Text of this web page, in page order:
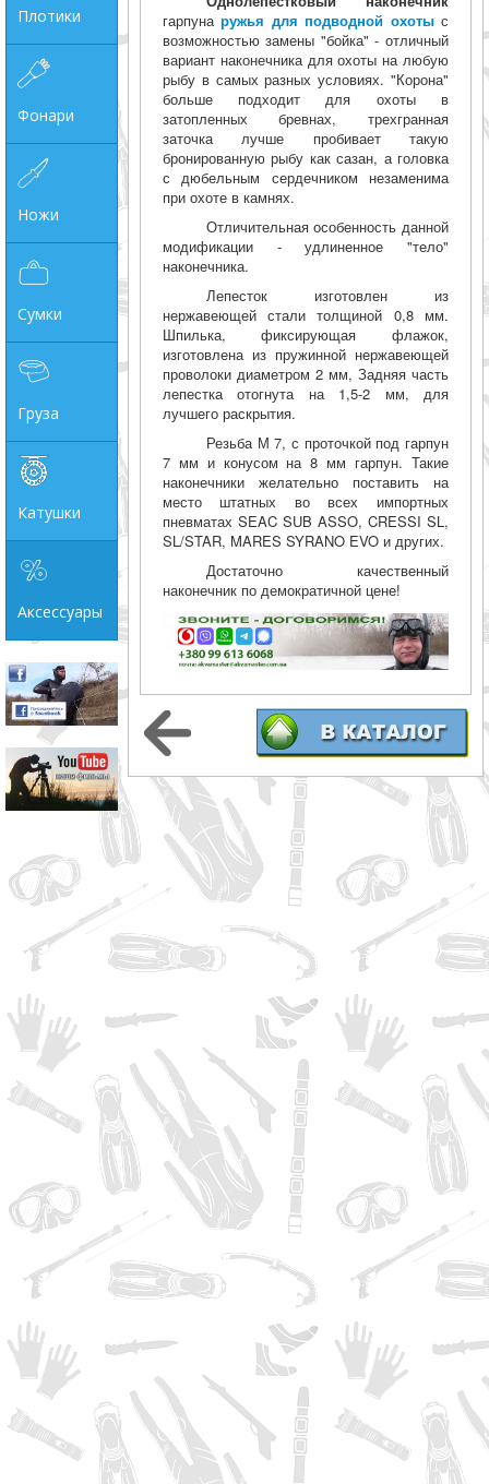
Плотики
Фонари
Ножи
Сумки
Груза
Катушки
Аксессуары
гарпунаружья для подводной охотыс
возможностью замены "бойка" - отличный
вариант наконечника для охоты на любую
рыбу в самых разных условиях. "Корона"
больше подходит для охоты в
затопленных бревнах, трехгранная
заточка лучше пробивает такую
бронированную рыбу как сазан, а головка
с дюбельным сердечником незаменима
при охоте в камнях.
Отличительная особенность данной
модификации - удлиненное "тело"
наконечника.
Лепесток изготовлен из
нержавеющей стали толщиной 0,8 мм.
Шпилька, фиксирующая флажок,
изготовлена из пружинной нержавеющей
проволоки диаметром 2 мм, Задняя часть
лепестка отогнута на 1,5-2 мм, для
лучшего раскрытия.
Резьба М 7, с проточкой под гарпун
7 мм и конусом на 8 мм гарпун. Такие
наконечники желательно поставить на
место штатных во всех импортных
пневматах SEAC SUB ASSO, CRESSI SL,
SL/STAR, MARES SYRANO EVO и других.
Достаточно качественный
наконечник по демократичной цене!